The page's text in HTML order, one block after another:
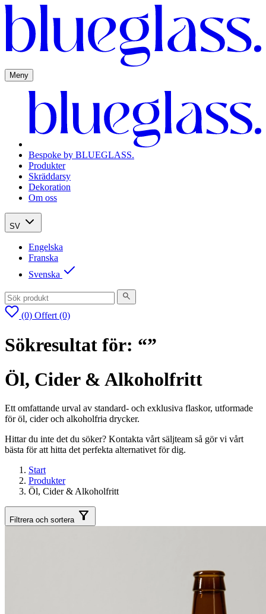
Meny
Bespoke by BLUEGLASS.
Produkter
Skräddarsy
Dekoration
Om oss
SV
Engelska
Franska
Svenska
(0) Offert (0)
Sökresultat för: “”
Öl, Cider & Alkoholfritt
Ett omfattande urval av standard- och exklusiva flaskor, utformade
för öl, cider och alkoholfria drycker.
Hittar du inte det du söker? Kontakta vårt säljteam så gör vi vårt
bästa för att hitta det perfekta alternativet för dig.
Start
Produkter
Öl, Cider & Alkoholfritt
Filtrera och sortera